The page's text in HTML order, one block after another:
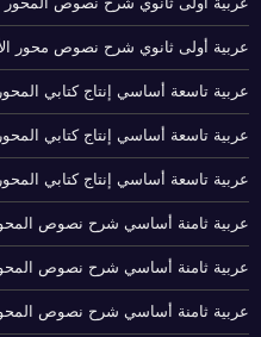
عربية أولى ثانوي شرح نصوص محور
عربية تاسعة أساسي إنتاج كتابي
عربية تاسعة أساسي إنتاج كتابي
عربية تاسعة أساسي إنتاج كتابي
عربية ثامنة أساسي شرح نصوص
عربية ثامنة أساسي شرح نصوص
عربية ثامنة أساسي شرح نصوص